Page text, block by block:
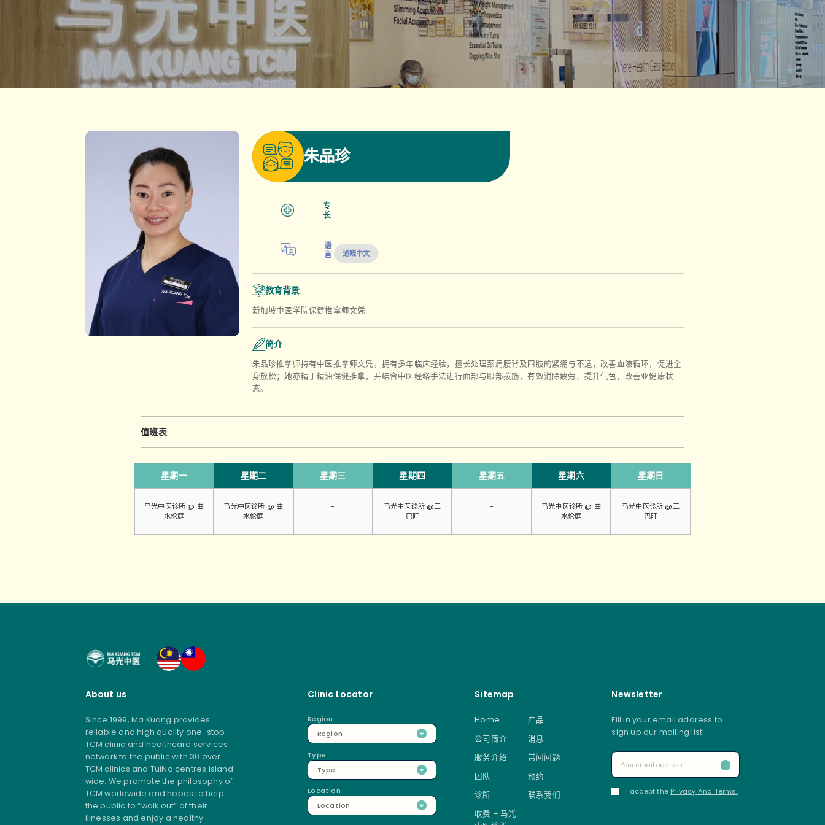
朱品珍
专
长
语
言
通晓中文
教育背景
新加坡中医学院保健推拿师文凭
简介
朱品珍推拿师持有中医推拿师文凭，拥有多年临床经验，擅长处理颈肩腰背及四肢的紧绷与不适，改善血液循环，促进全
身放松；她亦精于精油保健推拿，并结合中医经络手法进行面部与眼部拨筋，有效消除疲劳、提升气色，改善亚健康状
态。
值班表
星期一 星期二 星期三 星期四 星期五 星期六 星期日
马光中医诊所 @ 曲
水伦庭
马光中医诊所 @ 曲
水伦庭
-
马光中医诊所 @三
巴旺
-
马光中医诊所 @ 曲
水伦庭
马光中医诊所 @三
巴旺
About us
Since 1999, Ma Kuang provides
reliable and high quality one-stop
TCM clinic and healthcare services
network to the public with 30 over
TCM clinics and TuiNa centres island
wide. We promote the philosophy of
TCM worldwide and hopes to help
the public to “walk out” of their
illnesses and enjoy a healthy
Clinic Locator
Region
Region
Type
Type
Location
Location
Sitemap
Home
公司简介
服务介绍
团队
诊所
收费 – 马光
产品
消息
常问问题
预约
联系我们
Newsletter
Fill in your email address to
sign up our mailing list!
I accept the Privacy And Terms.